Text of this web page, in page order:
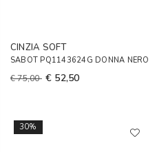
CINZIA SOFT
SABOT PQ1143624G DONNA NERO
€ 75,00 € 52,50
30%